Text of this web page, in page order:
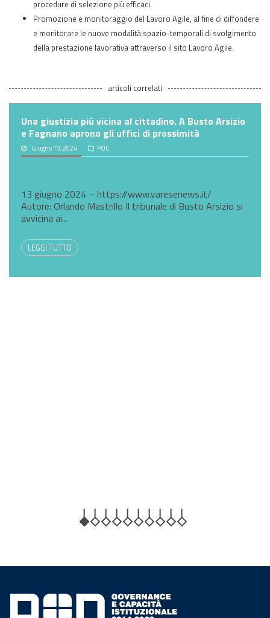
procedure di selezione più efficaci.
Promozione e monitoraggio del Lavoro Agile, al fine di diffondere
e monitorare le nuove modalità spazio-temporali di svolgimento
della prestazione lavorativa attraverso il sito Lavoro Agile.
articoli correlati
Una giustizia più vicina al cittadino. A Busto Arsizio
e Fagnano aprono gli uffici di prossimità
Giugno 13, 2024 POC
13 giugno 2024 – https://www.varesenews.it/
Autore: Orlando Mastrillo Il tribunale di Busto Arsizio si
avvicina ai...
LEGGI TUTTO